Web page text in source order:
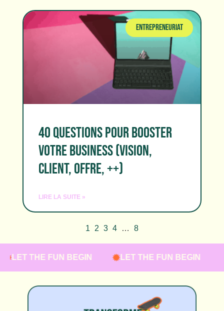
ENTREPRENEURIAT
40 QUESTIONS POUR BOOSTER
VOTRE BUSINESS (VISION,
CLIENT, OFFRE, ++)
LIRE LA SUITE »
1 2 3 4 … 8
THE FUN BEGIN LET THE FUN BEGIN